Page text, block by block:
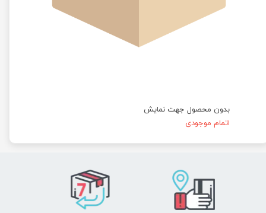
بدون محصول جهت نمایش
اتمام موجودی